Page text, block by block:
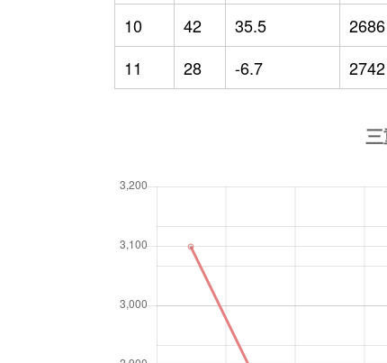
10
42 35.5 2686
11
28 -6.7 2742